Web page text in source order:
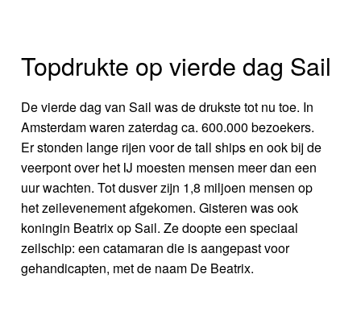
Topdrukte op vierde dag Sail
De vierde dag van Sail was de drukste tot nu toe. In
Amsterdam waren zaterdag ca. 600.000 bezoekers.
Er stonden lange rijen voor de tall ships en ook bij de
veerpont over het IJ moesten mensen meer dan een
uur wachten. Tot dusver zijn 1,8 miljoen mensen op
het zeilevenement afgekomen. Gisteren was ook
koningin Beatrix op Sail. Ze doopte een speciaal
zeilschip: een catamaran die is aangepast voor
gehandicapten, met de naam De Beatrix.